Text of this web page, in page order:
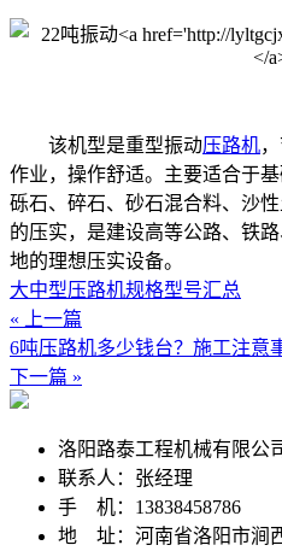
该机型是重型振动压路机
作业，操作舒适。主要适合于
砾石、碎石、砂石混合料、沙
的压实，是建设高等公路、铁
地的理想压实设备。
大中型压路机规格型号汇总
« 上一篇
6吨压路机多少钱台？施工注意
下一篇 »
洛阳路泰工程机械有限公
联系人：张经理
手 机：13838458786
地 址：河南省洛阳市涧